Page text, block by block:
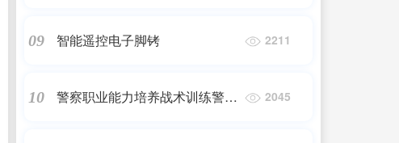
09 智能遥控电子脚铐 2211
10
警察职业能力培养战术训练警务
2045